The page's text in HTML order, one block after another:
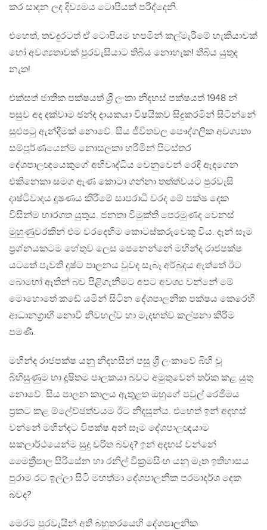
කර සාදන ලද දිව්‍යමය ටොපියක් පරිද්දෙනි.
එහෙත්, තවදුරටත් ඒ ටොපියම හපමින් කල්මැරීමේ හැකියාවක්
හෝ අවශ්‍යතාවක් පුරවැසියාට තිබිය නොහැක! තිබිය යුතුද
නැත!
එක්සත් ජාතික පක්ෂයත් ශ්‍රී ලංකා නිදහස් පක්ෂයත් 1948 න්
පසුව අද දක්වාම ඡන්ද දායකයා විෂයිකව සිදුකරමින් සිටින්නේ
සුළුපටු ඇන්දීමක් නොවේ. සිය ජීවිතවල පෞද්ගලික අවශ්‍යතා
සම්පූර්ණයෙන්ම නොසලකා හරිමින් පිටස්තර
දේශපාලඥයෙකුගේ අභිවෘද්ධිය වෙනුවෙන් රෙදි ඇදගෙන
එකිනෙකා සමග ඇණ කොටා ගන්නා තත්ත්වයට පුරවැසි
දෘෂ්ටිවාදය දූෂණය කිරීමේ සාපරාධී වරද මේ පක්ෂ දෙක
විසින්ම භාරගත යුතුය. ජනතා විමුක්ති පෙරමුණද වෙනස්
මුහුණුවරකින් එම වරදෙහිම කොටස්කරුවෙකු විය. දැන් සෑම
ප්‍රශ්නයකටම හේතුව ලෙස පෙනෙන්නේ මහින්ද රාජපක්ෂ
යටතේ පැවති දුෂ්ට පාලනය වුවද සැබෑ අර්බුදය ඇත්තේ ඊට
බොහෝ ඈතින් බව පිළිගැනීමට අපට අවශ්‍ය වන්නේ මේ
මොහොතේ කඩේ යමින් සිටින දේශපාලනික පක්ෂය කෙරෙහි
ආධානග්‍රාහී නොවී නිවහල්ව හා මැදහත්ව කල්පනා කිරීම
පමණි.
මහින්ද රාජපක්ෂ යනු නිදහසින් පසු ශ්‍රී ලංකාවේ බිහි වූ
බිහිසුණුම හා දූෂිතම පාලකයා බවට අමුතුවෙන් තර්ක කළ යුතු
නොවේ. සිය පාලන කාලය ඇතුළත ඔහුගේ පවුල් රෙජීමය
ප්‍රකට කළ ම්ලේච්ඡත්වයම ඊට නිදසුන්ය. එහෙත් ඉන් අදහස්
වන්නේ මහින්දට විපක්ෂ අන් සෑම දේශපාලඥයාම
සකලාර්ථයෙන්ම සුදු චරිත බවද? ඉන් අදහස් වන්නේ
මෛත්‍රීපාල සිරිසේන හා රනිල් වික්‍රමසිංහ යනු මෑත ඉතිහාසය
පුරාම රට ඉල්ලා සිටි මහත්මා දේශපාලනික පරමාදර්ශ දෙක
බවද?
මෙරට පුරවැයින් අති බහුතරයෙහි දේශපාලනික